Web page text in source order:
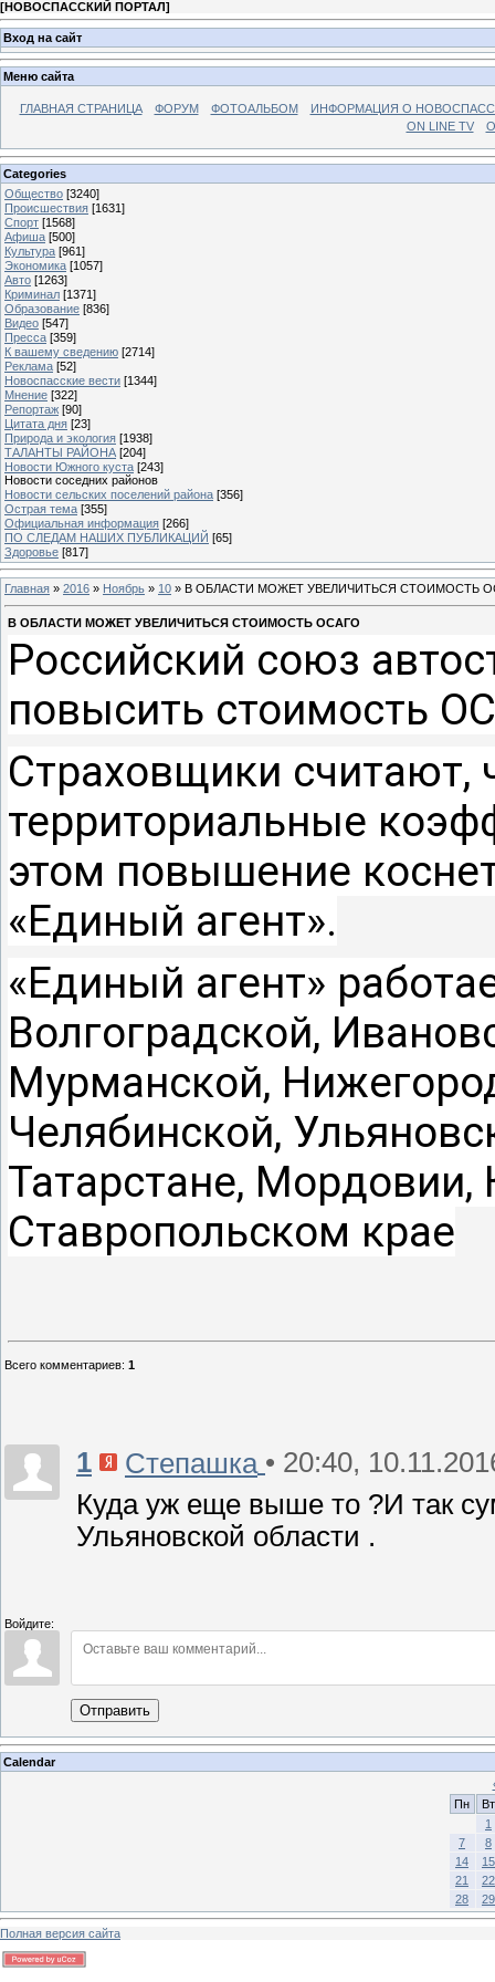
[НОВОСПАССКИЙ ПОРТАЛ]
Вход на сайт
Меню сайта
ГЛАВНАЯ СТРАНИЦА ФОРУМ ФОТОАЛЬБОМ
ИНФОРМАЦИЯ О
ON LINE TV
Categories
Общество [3240]
Происшествия [1631]
Спорт [1568]
Афиша [500]
Культура [961]
Экономика [1057]
Авто [1263]
Криминал [1371]
Образование [836]
Видео [547]
Пресса [359]
К вашему сведению [2714]
Реклама [52]
Новоспасские вести [1344]
Мнение [322]
Репортаж [90]
Цитата дня [23]
Природа и экология [1938]
ТАЛАНТЫ РАЙОНА [204]
Новости Южного куста [243]
Новости соседних районов
Новости сельских поселений района [356]
Острая тема [355]
Официальная информация [266]
ПО СЛЕДАМ НАШИХ ПУБЛИКАЦИЙ [65]
Здоровье [817]
Главная » 2016 » Ноябрь » 10 » В ОБЛАСТИ МОЖЕТ УВЕЛИЧИТЬСЯ СТОИМОСТЬ
В ОБЛАСТИ МОЖЕТ УВЕЛИЧИТЬСЯ СТОИМОСТЬ ОСАГО
Российский союз
повысить стоимость
Страховщики считают,
территориальные
этом повышение
«Единый агент».
«Единый агент»
Волгоградской,
Мурманской,
Челябинской,
Татарстане,
Ставропольском крае
Всего комментариев: 1
1 Степашка • 20:40,
Куда уж еще выше то ?И так
Ульяновской области .
Войдите:
Отправить
Calendar
Пн
Вт
1
7
8
14
15
21
22
28
29
Полная версия сайта